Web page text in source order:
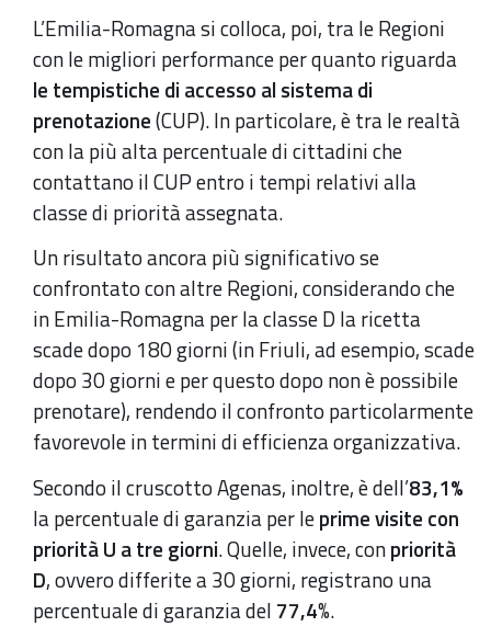
L’Emilia-Romagna si colloca, poi, tra le Regioni
con le migliori performance per quanto riguarda
le tempistiche di accesso al sistema di
prenotazione(CUP). In particolare, è tra le realtà
con la più alta percentuale di cittadini che
contattano il CUP entro i tempi relativi alla
classe di priorità assegnata.
Un risultato ancora più significativo se
confrontato con altre Regioni, considerando che
in Emilia-Romagna per la classe D la ricetta
scade dopo 180 giorni (in Friuli, ad esempio, scade
dopo 30 giorni e per questo dopo non è possibile
prenotare), rendendo il confronto particolarmente
favorevole in termini di efficienza organizzativa.
Secondo il cruscotto Agenas, inoltre, è dell’83,1%
la percentuale di garanzia per leprime visite con
priorità U a tre giorni. Quelle, invece, conpriorità
D, ovvero differite a 30 giorni, registrano una
percentuale di garanzia del 77,4%.